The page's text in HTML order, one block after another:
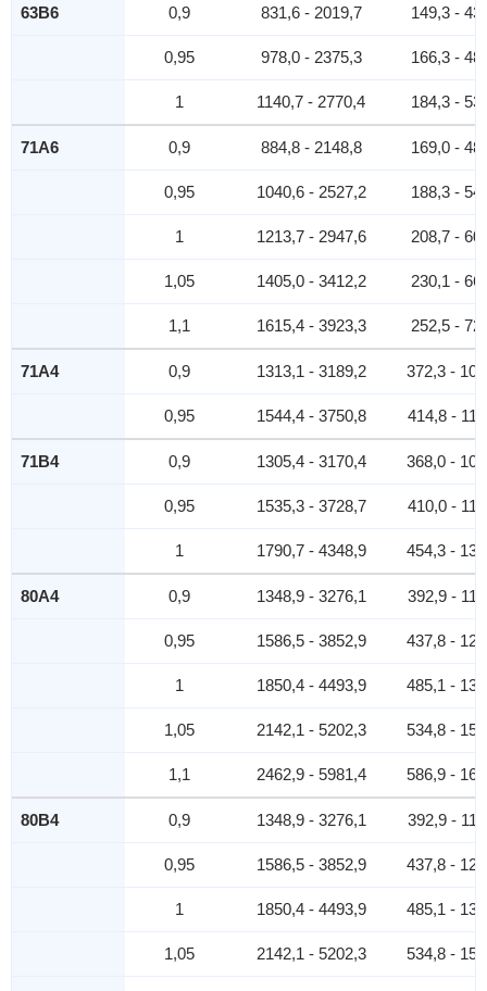
63В6 0,9 831,6 - 2019,7 149,3 -
0,95 978,0 - 2375,3 166,3 -
1 1140,7 - 2770,4 184,3 -
71A6 0,9 884,8 - 2148,8 169,0 -
0,95 1040,6 - 2527,2 188,3 -
1 1213,7 - 2947,6 208,7 -
1,05 1405,0 - 3412,2 230,1 -
1,1 1615,4 - 3923,3 252,5 -
71A4 0,9 1313,1 - 3189,2 372,3 -
0,95 1544,4 - 3750,8 414,8 -
71В4 0,9 1305,4 - 3170,4 368,0 -
0,95 1535,3 - 3728,7 410,0 -
1 1790,7 - 4348,9 454,3 -
80A4 0,9 1348,9 - 3276,1 392,9 -
0,95 1586,5 - 3852,9 437,8 -
1 1850,4 - 4493,9 485,1 -
1,05 2142,1 - 5202,3 534,8 -
1,1 2462,9 - 5981,4 586,9 -
80В4 0,9 1348,9 - 3276,1 392,9 -
0,95 1586,5 - 3852,9 437,8 -
1 1850,4 - 4493,9 485,1 -
1,05 2142,1 - 5202,3 534,8 -